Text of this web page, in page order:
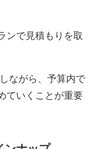
ンで見積もりを取
ながら、予算内で
ていくことが重要